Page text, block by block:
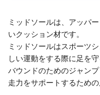
ミッドソールは、アッパ
いクッション材です。
ミッドソールはスポーツ
しい運動をする際に足を
バウンドのためのジャン
走力をサポートするため